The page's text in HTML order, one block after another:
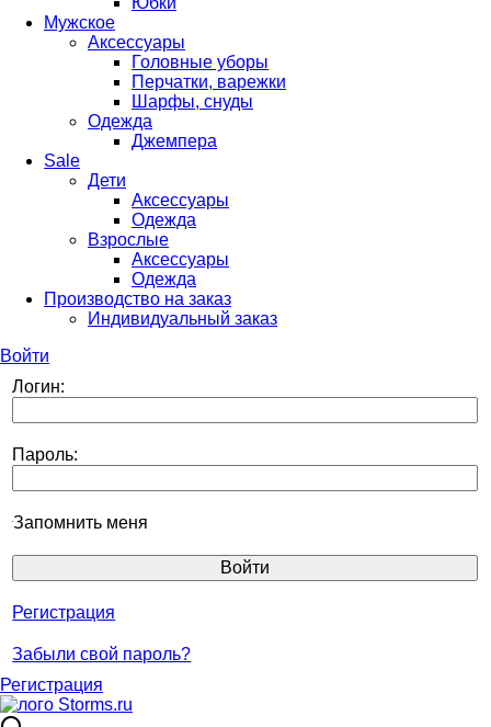
Мужское
Аксессуары
Головные уборы
Перчатки, варежки
Шарфы, снуды
Одежда
Джемпера
Sale
Дети
Аксессуары
Одежда
Взрослые
Аксессуары
Одежда
Производство на заказ
Индивидуальный заказ
Войти
Логин:
Пароль:
Запомнить меня
Регистрация
Забыли свой пароль?
Регистрация